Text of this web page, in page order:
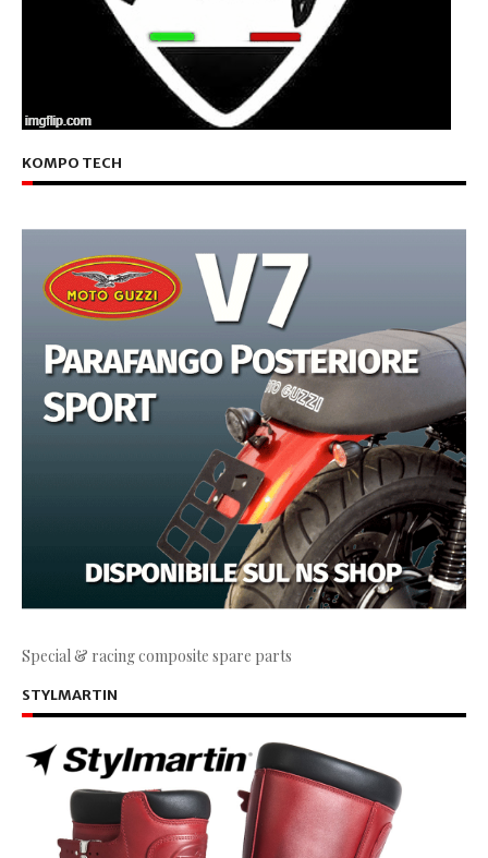
KOMPO TECH
Special & racing composite spare parts
STYLMARTIN